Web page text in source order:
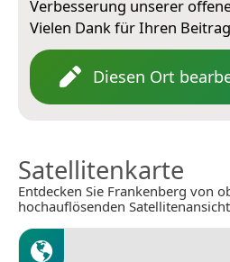
Verbesserung unserer
Vielen Dank für Ihren
Diesen Ort
Satellitenkarte
Entdecken Sie Frankenberg von
hochauflösenden